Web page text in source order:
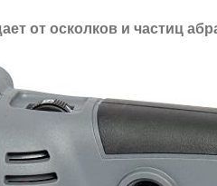
от осколков и частиц